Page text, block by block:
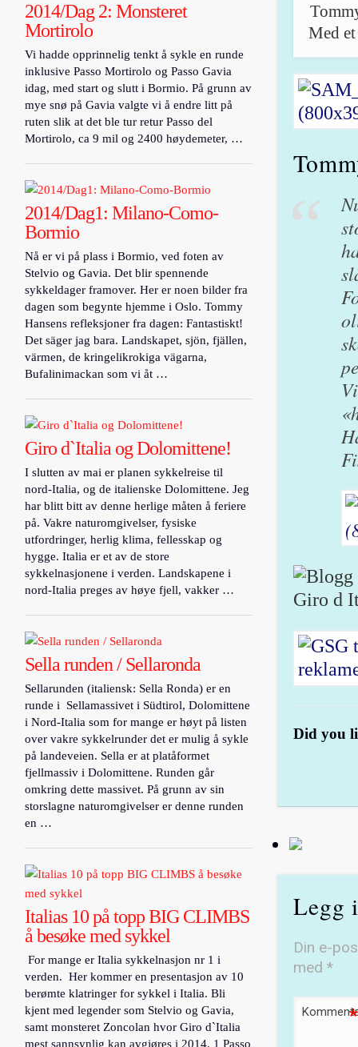
Med
Did you
Legg
Din e-
med*
*
2014/Dag 2: Monsteret
Mortirolo
Vi hadde opprinnelig tenkt å sykle en runde
inklusive Passo Mortirolo og Passo Gavia
idag, med start og slutt i Bormio. På grunn av
mye snø på Gavia valgte vi å endre litt på
ruten slik at det ble tur retur Passo del
Mortirolo, ca 9 mil og 2400 høydemeter, …
2014/Dag1: Milano-Como-
Bormio
Nå er vi på plass i Bormio, ved foten av
Stelvio og Gavia. Det blir spennende
sykkeldager framover. Her er noen bilder fra
dagen som begynte hjemme i Oslo. Tommy
Hansens refleksjoner fra dagen: Fantastiskt!
Det säger jag bara. Landskapet, sjön, fjällen,
värmen, de kringelikrokiga vägarna,
Bufalinimackan som vi åt …
Giro d`Italia og Dolomittene!
I slutten av mai er planen sykkelreise til
nord-Italia, og de italienske Dolomittene. Jeg
har blitt bitt av denne herlige måten å feriere
på. Vakre naturomgivelser, fysiske
utfordringer, herlig klima, fellesskap og
hygge. Italia er et av de store
sykkelnasjonene i verden. Landskapene i
nord-Italia preges av høye fjell, vakker …
Sella runden / Sellaronda
Sellarunden (italiensk: Sella Ronda) er en
runde i Sellamassivet i Südtirol, Dolomittene
i Nord-Italia som for mange er høyt på listen
over vakre sykkelrunder det er mulig å sykle
på landeveien. Sella er at platåformet
fjellmassiv i Dolomittene. Runden går
omkring dette massivet. På grunn av sin
storslagne naturomgivelser er denne runden
en …
Italias 10 på topp BIG CLIMBS
å besøke med sykkel
For mange er Italia sykkelnasjon nr 1 i
verden. Her kommer en presentasjon av 10
berømte klatringer for sykkel i Italia. Bli
kjent med legender som Stelvio og Gavia,
samt monsteret Zoncolan hvor Giro d`Italia
mest sannsynlig kan avgjøres i 2014. 1 Passo